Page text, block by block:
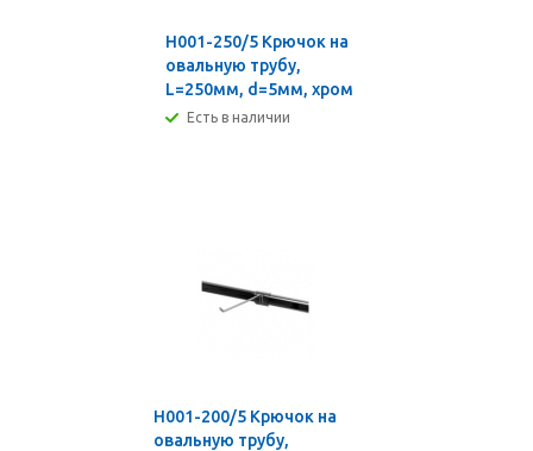
H001-250/5 Крючок на
овальную трубу,
L=250мм, d=5мм, хром
Есть в наличии
H001-200/5 Крючок на
овальную трубу,